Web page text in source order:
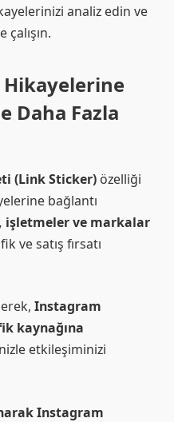
analiz edin ve
Daha Fazla
(Link Sticker) özelliği
bağlantı
ve markalar
ve satış fırsatı
Instagram
kaynağına
etkileşiminizi
Instagram